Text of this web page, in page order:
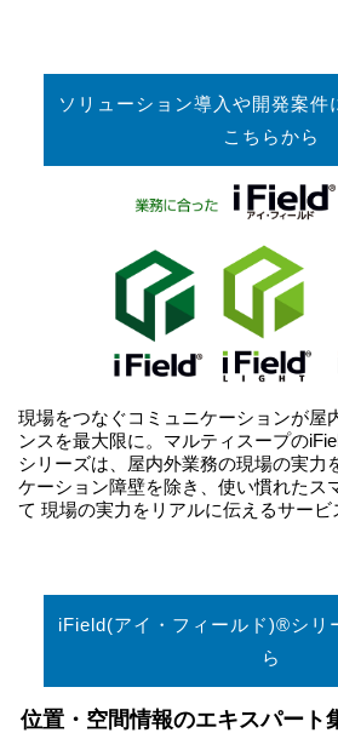
ソリューション導入や開発案件
こちらから
現場をつなぐコミュニケーションが屋
ンスを最大限に。マルティスープの
シリーズは、屋内外業務の現場の実力
ケーション障壁を除き、使い慣れたス
て 現場の実力をリアルに伝えるサービ
iField(アイ・フィールド)®シリ
ら
位置・空間情報のエキスパート